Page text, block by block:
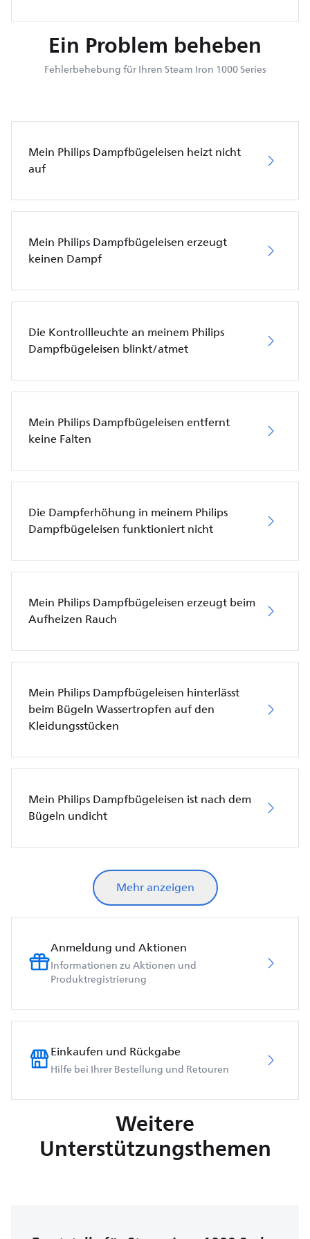
Ein Problem beheben
Fehlerbehebung für Ihren Steam Iron 1000 Series
Mein Philips Dampfbügeleisen heizt nicht
auf
Mein Philips Dampfbügeleisen erzeugt
keinen Dampf
Die Kontrollleuchte an meinem Philips
Dampfbügeleisen blinkt/atmet
Mein Philips Dampfbügeleisen entfernt
keine Falten
Die Dampferhöhung in meinem Philips
Dampfbügeleisen funktioniert nicht
Mein Philips Dampfbügeleisen erzeugt beim
Aufheizen Rauch
Mein Philips Dampfbügeleisen hinterlässt
beim Bügeln Wassertropfen auf den
Kleidungsstücken
Mein Philips Dampfbügeleisen ist nach dem
Bügeln undicht
Mehr anzeigen
Anmeldung und Aktionen
Informationen zu Aktionen und
Produktregistrierung
Einkaufen und Rückgabe
Hilfe bei Ihrer Bestellung und Retouren
Weitere
Unterstützungsthemen